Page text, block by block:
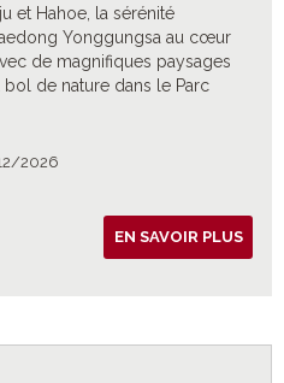
et Hahoe, la sérénité
Yonggungsa au cœur
de magnifiques paysages
de nature dans le Parc
2026
Vols inclus
EN SAVOIR PLUS